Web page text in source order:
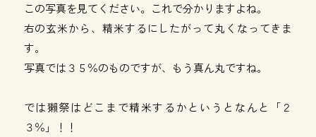
この写真を見てください。これで分かりますよね。
右の玄米から、精米するにしたがって丸くなってきま
す。
写真では３５％のものですが、もう真ん丸ですね。
では獺祭はどこまで精米するかというとなんと「２
３％」！！